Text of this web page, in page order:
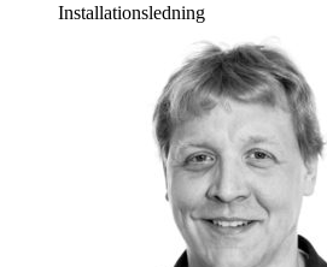
Installationsledning